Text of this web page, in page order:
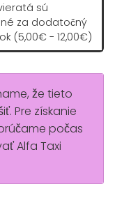
sú
za dodatočný
(5,00€ - 12,00€)
že tieto
Pre získanie
počas
Alfa Taxi